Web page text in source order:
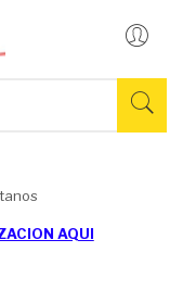
AQUI